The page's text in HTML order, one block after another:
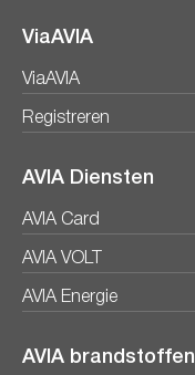
ViaAVIA
ViaAVIA
Registreren
AVIA Diensten
AVIA Card
AVIA VOLT
AVIA Energie
AVIA brandstoffen